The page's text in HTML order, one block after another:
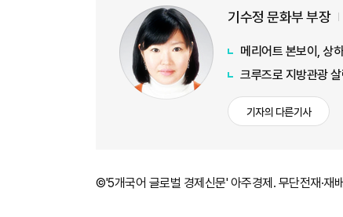
기수정 문화부 부장
메리어트 본보이, 상
크루즈로 지방관광
기자의 다른기사
©'5개국어 글로벌 경제신문' 아주경제. 무단전재·재